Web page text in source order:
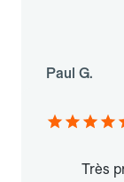
Paul G.
Très